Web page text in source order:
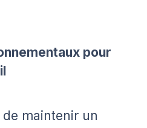
pour
de maintenir un